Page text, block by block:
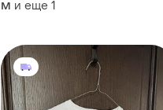
M и еще 1